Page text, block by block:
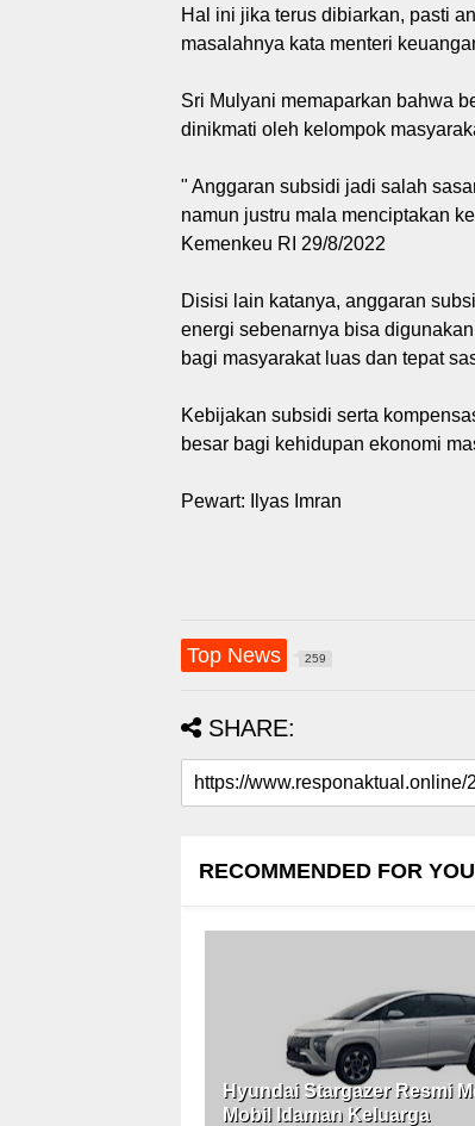
Hal ini jika terus dibiarkan, pasti
masalahnya kata menteri
Sri Mulyani memaparkan bahwa
dinikmati oleh kelompok
" Anggaran subsidi jadi salah
namun justru mala menciptakan
Kemenkeu RI 29/8/2022
Disisi lain katanya, anggaran
energi sebenarnya bisa
bagi masyarakat luas dan tepat
Kebijakan subsidi serta
besar bagi kehidupan ekonomi
Pewart: Ilyas Imran
Top News 259
SHARE:
RECOMMENDED FOR YOU
Hyundai Stargazer Resmi
Mobil Idaman Keluarga